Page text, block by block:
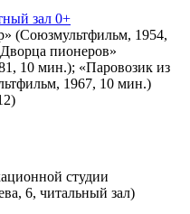
зал 0+
(Союзмультфильм, 1954,
пионеров»
10 мин.); «Паровозик из
1967, 10 мин.)
студии
6, читальный зал)